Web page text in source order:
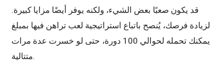
قد يكون صعبًا بعض الشيء، ولكنه يوفر أيضًا مزايا كبيرة.
لزيادة فرصك، يُنصح باتباع استراتيجية لعب تراهن فيها بمبلغ
يمكنك تحمله لحوالي 100 دورة، حتى لو خسرت عدة مرات
متتالية.